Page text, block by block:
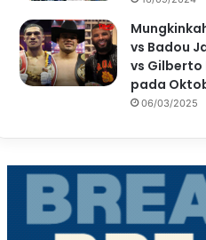
vs Badou
vs Gilberto
pada
06/03/2025